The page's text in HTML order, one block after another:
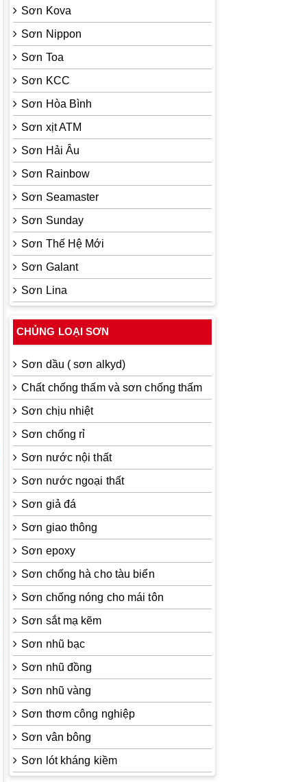
Sơn Kova
Sơn Nippon
Sơn Toa
Sơn KCC
Sơn Hòa Bình
Sơn xịt ATM
Sơn Hải Âu
Sơn Rainbow
Sơn Seamaster
Sơn Sunday
Sơn Thế Hệ Mới
Sơn Galant
Sơn Lina
CHỦNG LOẠI SƠN
Sơn dầu ( sơn alkyd)
Chất chống thấm và sơn chống thấm
Sơn chịu nhiệt
Sơn chống rỉ
Sơn nước nội thất
Sơn nước ngoại thất
Sơn giả đá
Sơn giao thông
Sơn epoxy
Sơn chống hà cho tàu biển
Sơn chống nóng cho mái tôn
Sơn sắt mạ kẽm
Sơn nhũ bạc
Sơn nhũ đồng
Sơn nhũ vàng
Sơn thơm công nghiệp
Sơn vân bông
Sơn lót kháng kiềm